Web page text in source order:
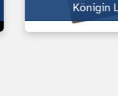
Königin